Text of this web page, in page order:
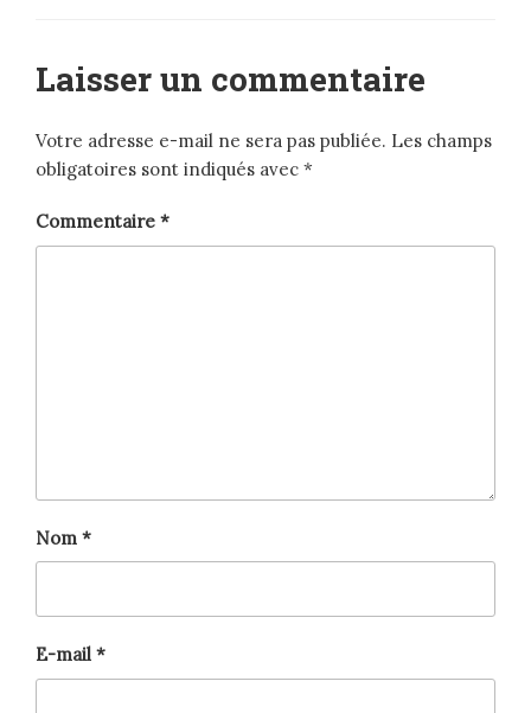
Laisser un commentaire
Votre adresse e-mail ne sera pas publiée. Les champs
obligatoires sont indiqués avec *
Commentaire *
Nom *
E-mail *